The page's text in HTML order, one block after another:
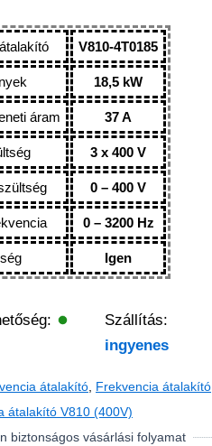
V810-4T0185
18,5 kW
áram 37 A
3 x 400 V
0 – 400 V
0 – 3200 Hz
Igen
Szállítás:
ingyenes
átalakító, Frekvencia átalakító
átalakító V810 (400V)
biztonságos vásárlási folyamat